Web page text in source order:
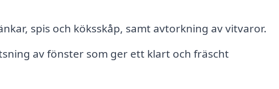
spis och köksskåp, samt avtorkning av vitvaror.
av fönster som ger ett klart och fräscht